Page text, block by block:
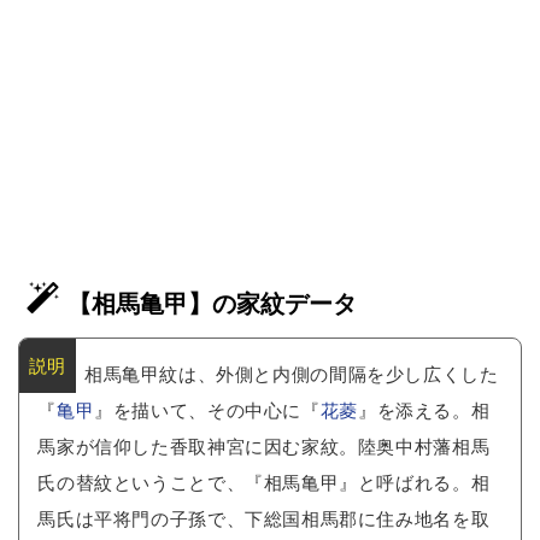
【相馬亀甲】の家紋データ
相馬亀甲紋は、外側と内側の間隔を少し広くした
『亀甲』を描いて、その中心に『花菱』を添える。相
馬家が信仰した香取神宮に因む家紋。陸奥中村藩相馬
氏の替紋ということで、『相馬亀甲』と呼ばれる。相
馬氏は平将門の子孫で、下総国相馬郡に住み地名を取